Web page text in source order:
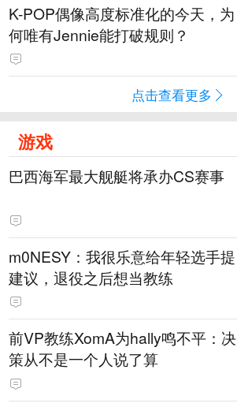
K-POP偶像高度标准化的今天，为
何唯有Jennie能打破规则？
点击查看更多
游戏
巴西海军最大舰艇将承办CS赛事
m0NESY：我很乐意给年轻选手提
建议，退役之后想当教练
前VP教练XomA为hally鸣不平：决
策从不是一个人说了算